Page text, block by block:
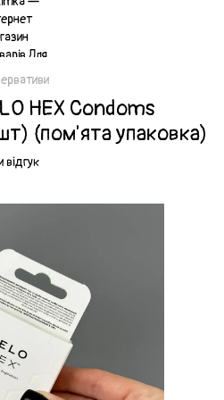
HEX Condoms
(пом'ята упаковка)
відгук